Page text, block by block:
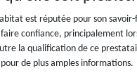
est réputée pour son
confiance, principalement
la qualification de ce
de plus amples informations.